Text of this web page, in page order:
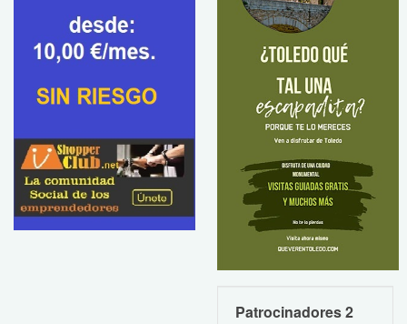
Patrocinadores 2